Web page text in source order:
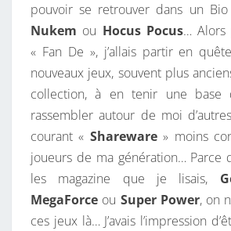
pouvoir se retrouver dans un Bio
Nukem ou Hocus Pocus… Alors
« Fan De », j’allais partir en
nouveaux jeux, souvent plus
collection, à en tenir une base
rassembler autour de moi
courant « Shareware» moins
joueurs de ma génération… Parce
les magazine que je lisais,
MegaForce ou Super Power, on
ces jeux là… J’avais l’impression